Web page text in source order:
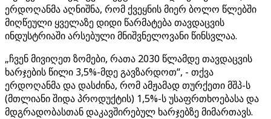
ერდოღანმა აღნიშნა, რომ ქვეყნის მიერ ბოლო წლებში
მიღწეული ყველაზე დიდი წარმატება თავდაცვის
ინდუსტრიაში არსებული მნიშვნელოვანი წინსვლაა.
„ჩვენ მივიღეთ ზომები, რათა 2030 წლამდე თავდაცვის
ხარჯების წილი 3,5%-მდე გავზარდოთ“, - თქვა
ერდოღანმა და დასძინა, რომ ამჟამად თურქეთი მშპ-ს
(მთლიანი შიდა პროდუქტის) 1,5%-ს უსაფრთხოებასა და
მდგრადობასთან დაკავშირებულ ხარჯებზე მიმართავს.